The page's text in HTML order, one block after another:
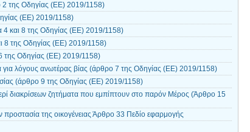
της Οδηγίας (EE) 2019/1158)
(EE) 2019/1158)
και 8 της Οδηγίας (EE) 2019/1158)
8 της Οδηγίας (EE) 2019/1158)
της Οδηγίας (EE) 2019/1158)
λόγους ανωτέρας βίας (άρθρο 7 της Οδηγίας (EE) 2019/1158)
(άρθρο 9 της Οδηγίας (EE) 2019/1158)
διακρίσεων ζητήματα που εμπίπτουν στο παρόν Μέρος (Άρθρο 15
προστασία της οικογένειας Άρθρο 33 Πεδίο εφαρμογής